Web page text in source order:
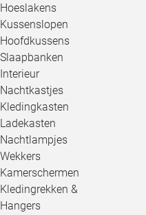
Hoeslakens
Kussenslopen
Hoofdkussens
Slaapbanken
Interieur
Nachtkastjes
Kledingkasten
Ladekasten
Nachtlampjes
Wekkers
Kamerschermen
Kledingrekken &
Hangers